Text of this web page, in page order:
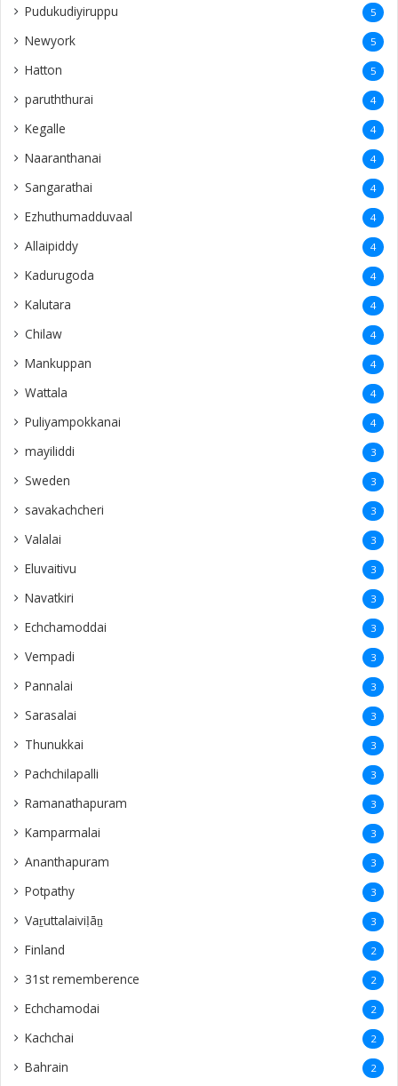
Pudukudiyiruppu 5
Newyork 5
Hatton 5
paruththurai 4
Kegalle 4
Naaranthanai 4
Sangarathai 4
Ezhuthumadduvaal 4
Allaipiddy 4
Kadurugoda 4
Kalutara 4
Chilaw 4
Mankuppan 4
Wattala 4
Puliyampokkanai 4
mayiliddi 3
Sweden 3
savakachcheri 3
Valalai 3
Eluvaitivu 3
Navatkiri 3
Echchamoddai 3
Vempadi 3
Pannalai 3
Sarasalai 3
Thunukkai 3
Pachchilapalli 3
Ramanathapuram 3
Kamparmalai 3
Ananthapuram 3
‎Potpathy 3
Vaṟuttalaiviḷāṉ 3
Finland 2
31st rememberence 2
Echchamodai 2
Kachchai 2
Bahrain 2